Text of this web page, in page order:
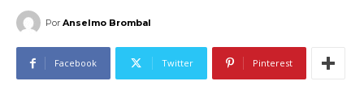
Por Anselmo Brombal
Facebook Twitter Pinterest